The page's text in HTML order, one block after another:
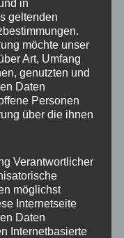
oder im Freien
und außerhalb der
gemäß den
bei
Anwendung.
und effektive
in
geltenden
möchte unser
Art, Umfang
genutzten und
Daten
Personen
über die ihnen
Verantwortlicher
möglichst
Internetseite
Daten
Internetbasierte